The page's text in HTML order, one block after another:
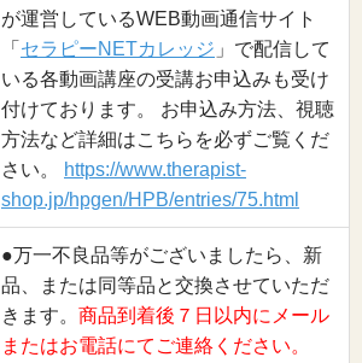
が運営しているWEB動画通信サイト
「 セラピーNETカレッジ 」で配信して
いる各動画講座の受講お申込みも受け
付けております。 お申込み方法、視聴
方法など詳細はこちらを必ずご覧くだ
さい。
https://www.therapist-
shop.jp/hpgen/HPB/entries/75.html
●万一不良品等がございましたら、新
品、または同等品と交換させていただ
きます。 商品到着後７日以内にメール
またはお電話にてご連絡ください。